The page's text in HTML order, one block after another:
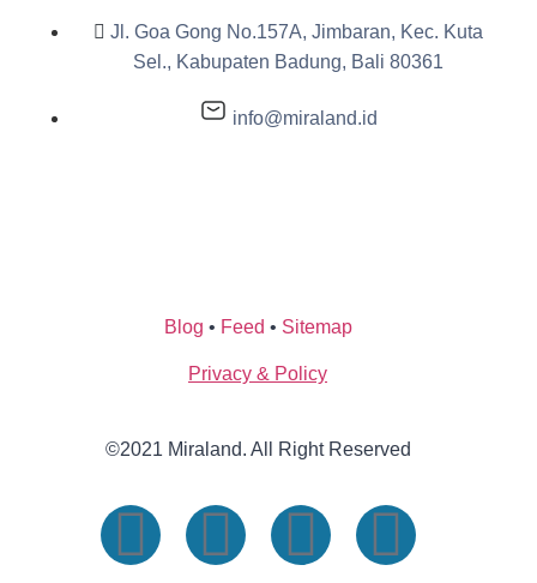
Jl. Goa Gong No.157A, Jimbaran, Kec. Kuta
Sel., Kabupaten Badung, Bali 80361
info@miraland.id
Blog • Feed • Sitemap
Privacy & Policy
©2021 Miraland. All Right Reserved